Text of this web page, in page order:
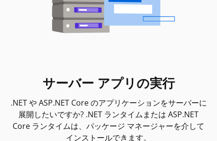
サーバー アプリの実行
.NET や ASP.NET Core のアプリケーションをサーバーに
展開したいですか? .NET ランタイムまたは ASP.NET
Core ランタイムは、パッケージ マネージャーを介して
インストールできます。